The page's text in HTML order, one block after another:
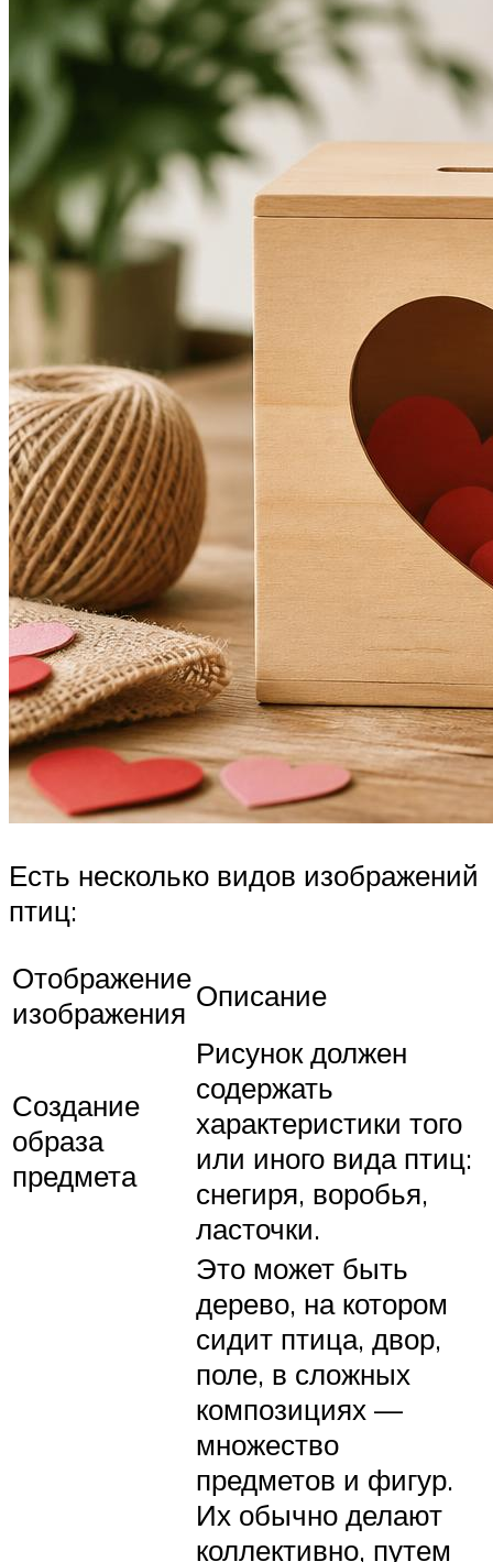
Есть несколько видов изображений
птиц:
Отображение
изображения Описание
Создание
образа
предмета
Рисунок должен
содержать
характеристики того
или иного вида птиц:
снегиря, воробья,
ласточки.
Это может быть
дерево, на котором
сидит птица, двор,
поле, в сложных
композициях —
множество
предметов и фигур.
Их обычно делают
коллективно, путем